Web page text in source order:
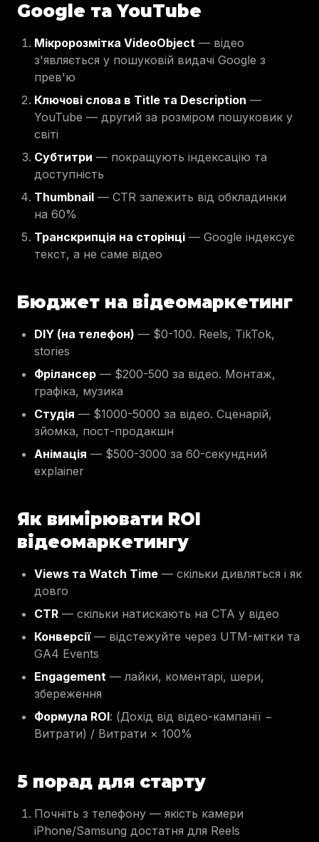
Google та YouTube
Мікророзмітка VideoObject — відео
з'являється у пошуковій видачі Google з
прев'ю
Ключові слова в Title та Description —
YouTube — другий за розміром пошуковик у
світі
Субтитри — покращують індексацію та
доступність
Thumbnail — CTR залежить від обкладинки
на 60%
Транскрипція на сторінці — Google індексує
текст, а не саме відео
Бюджет на відеомаркетинг
DIY (на телефон) — $0-100. Reels, TikTok,
stories
Фрілансер — $200-500 за відео. Монтаж,
графіка, музика
Студія — $1000-5000 за відео. Сценарій,
зйомка, пост-продакшн
Анімація — $500-3000 за 60-секундний
explainer
Як вимірювати ROI
відеомаркетингу
Views та Watch Time — скільки дивляться і як
довго
CTR — скільки натискають на CTA у відео
Конверсії— відстежуйте через UTM-мітки та
GA4 Events
Engagement — лайки, коментарі, шери,
збереження
Формула ROI: (Дохід від відео-кампанії −
Витрати) / Витрати × 100%
5 порад для старту
Почніть з телефону — якість камери
iPhone/Samsung достатня для Reels